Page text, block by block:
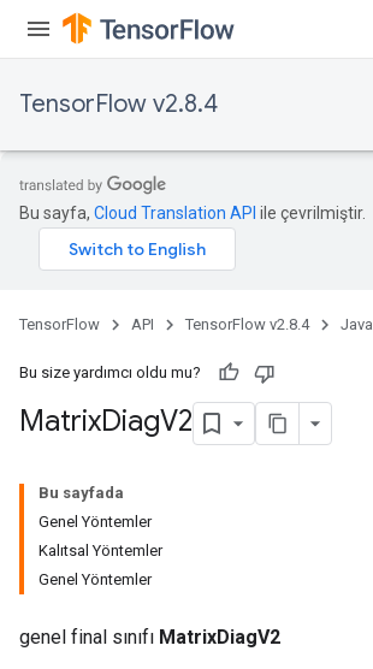
TensorFlow v2.8.4
Bu sayfa, Cloud Translation API ile çevrilmiştir.
TensorFlow API TensorFlow v2.8.4 Java
Bu size yardımcı oldu mu?
MatrixDiagV2
Bu sayfada
Genel Yöntemler
Kalıtsal Yöntemler
Genel Yöntemler
genel final sınıfı MatrixDiagV2